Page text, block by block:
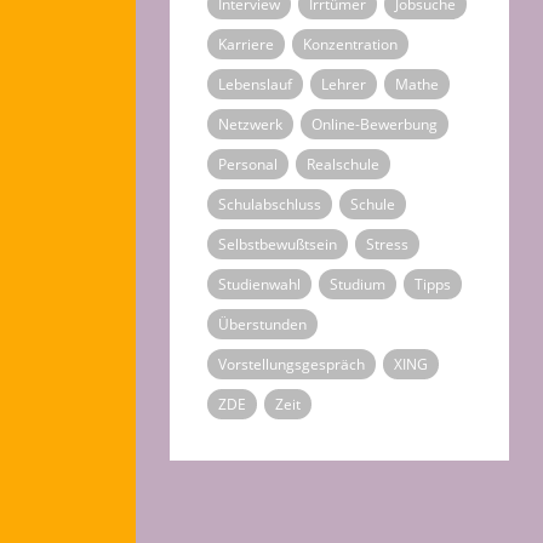
Interview
Irrtümer
Jobsuche
Karriere
Konzentration
Lebenslauf
Lehrer
Mathe
Netzwerk
Online-Bewerbung
Personal
Realschule
Schulabschluss
Schule
Selbstbewußtsein
Stress
Studienwahl
Studium
Tipps
Überstunden
Vorstellungsgespräch
XING
ZDE
Zeit